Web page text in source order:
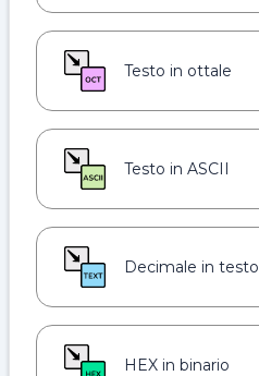
Testo in ottale
Testo in ASCII
Decimale in testo
HEX in binario